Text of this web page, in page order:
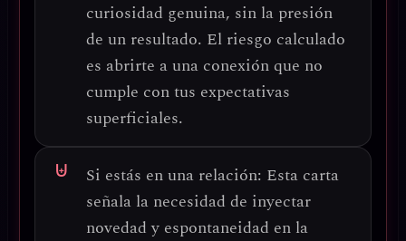
curiosidad genuina, sin la presión
de un resultado. El riesgo calculado
es abrirte a una conexión que no
cumple con tus expectativas
superficiales.
Si estás en una relación: Esta carta
señala la necesidad de inyectar
novedad y espontaneidad en la